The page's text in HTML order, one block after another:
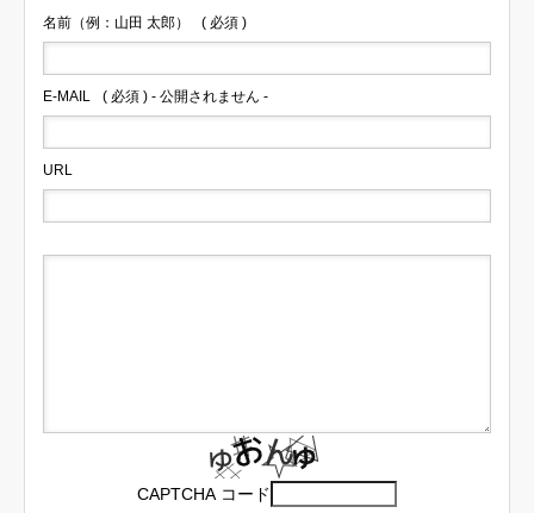
名前（例：山田 太郎） ( 必須 )
E-MAIL ( 必須 ) - 公開されません -
URL
CAPTCHA コード